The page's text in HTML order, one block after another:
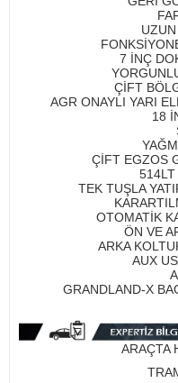
7 İNÇ
ÇİFT
AGR ONAYLI YARI
18
ÇİFT EGZOS
514LT
TEK TUŞLA
OTOMATİK
ÖN VE
ARKA
AUX
GRANDLAND-X
ARAÇTA